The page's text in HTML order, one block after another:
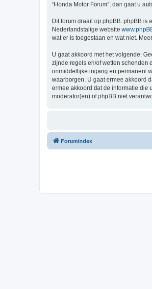
“Honda Motor Forum”, dan gaat u
Dit forum draait op phpBB. phpBB is
Nederlandstalige website
wat er is toegestaan en wat niet.
U gaat akkoord met het volgende:
zijnde regels en/of wetten schenden
onmiddellijke ingang en permanent
waarborgen. U gaat ermee akkoord
ermee akkoord dat de informatie die
moderator(en) of phpBB niet
Forumindex